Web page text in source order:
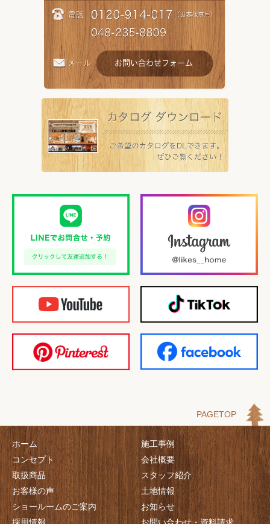
PAGETOP
ホーム
コンセプト
取扱商品
お客様の声
ショールームのご案内
採用情報
施工事例
会社概要
スタッフ紹介
土地情報
お知らせ
お問い合わせ・資料請求